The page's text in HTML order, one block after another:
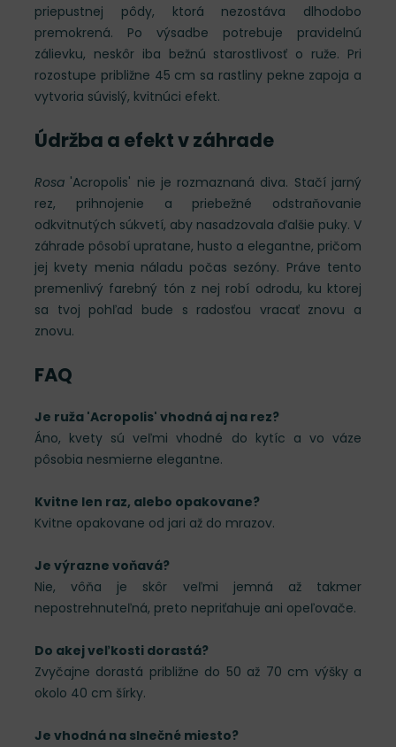
priepustnej pôdy, ktorá nezostáva dlhodobo
premokrená. Po výsadbe potrebuje pravidelnú
zálievku, neskôr iba bežnú starostlivosť o ruže. Pri
rozostupe približne 45 cm sa rastliny pekne zapoja a
vytvoria súvislý, kvitnúci efekt.
Údržba a efekt v záhrade
Rosa 'Acropolis' nie je rozmaznaná diva. Stačí jarný
rez, prihnojenie a priebežné odstraňovanie
odkvitnutých súkvetí, aby nasadzovala ďalšie puky. V
záhrade pôsobí upratane, husto a elegantne, pričom
jej kvety menia náladu počas sezóny. Práve tento
premenlivý farebný tón z nej robí odrodu, ku ktorej
sa tvoj pohľad bude s radosťou vracať znovu a
znovu.
FAQ
Je ruža 'Acropolis' vhodná aj na rez?
Áno, kvety sú veľmi vhodné do kytíc a vo váze
pôsobia nesmierne elegantne.
Kvitne len raz, alebo opakovane?
Kvitne opakovane od jari až do mrazov.
Je výrazne voňavá?
Nie, vôňa je skôr veľmi jemná až takmer
nepostrehnuteľná, preto nepriťahuje ani opeľovače.
Do akej veľkosti dorastá?
Zvyčajne dorastá približne do 50 až 70 cm výšky a
okolo 40 cm šírky.
Je vhodná na slnečné miesto?